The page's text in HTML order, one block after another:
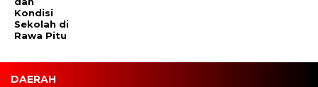
Kondisi
Sekolah di
Rawa Pitu
DAERAH